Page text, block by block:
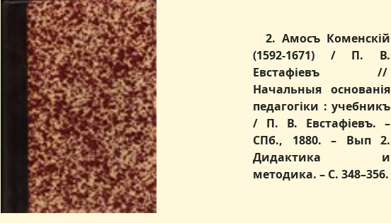
2. Амосъ Коменскій
(1592-1671) / П. В.
Евстафіевъ //
Начальныя основанія
педагогіки : учебникъ
/ П. В. Евстафіевъ. –
СПб., 1880. – Вып 2.
Дидактика и
методика. – С. 348–356.